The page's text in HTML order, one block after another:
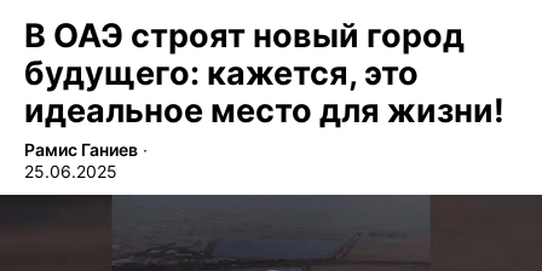
В ОАЭ строят новый город
будущего: кажется, это
идеальное место для жизни!
Рамис Ганиев ∙
25.06.2025